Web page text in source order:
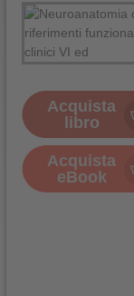
Acquista
libro
Acquista
eBook